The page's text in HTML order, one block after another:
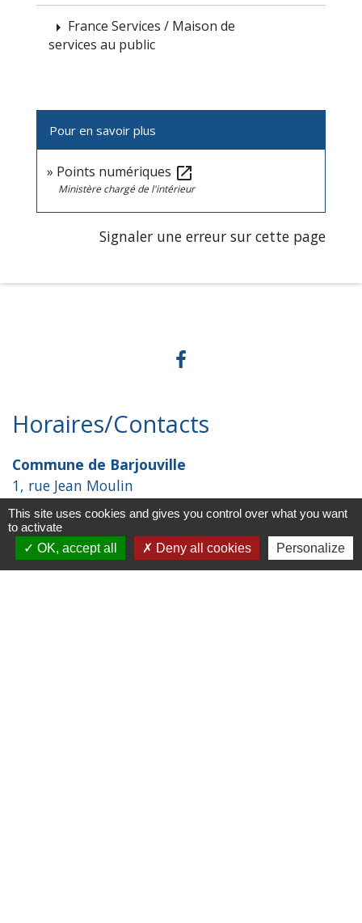
arrow_right France Services / Maison de
services au public
Pour en savoir plus
Points numériques open_in_new
Ministère chargé de l'intérieur
Signaler une erreur sur cette page
Horaires/Contacts
Commune de Barjouville
1, rue Jean Moulin
28630 Barjouville - FRANCE
+33 2 37 34 30 04
Contact par formulaire
This site uses cookies and gives you control over what you want
to activate
OK, accept all
Deny all cookies Personalize